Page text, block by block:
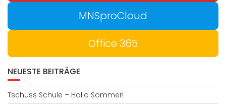
MNSproCloud
Office 365
NEUESTE BEITRÄGE
Tschüss Schule – Hallo Sommer!